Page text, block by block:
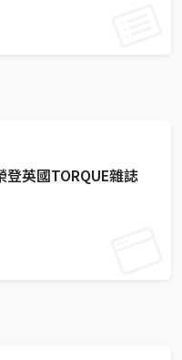
英國TORQUE雜誌